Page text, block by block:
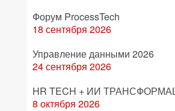
Форум ProcessTech
18 сентября 2026
Управление данными 2026
24 сентября 2026
HR TECH + ИИ
8 октября 2026